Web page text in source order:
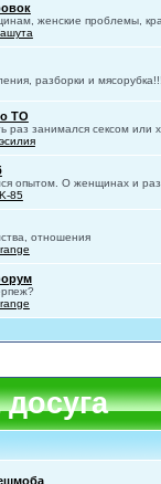
женские проблемы,
разборки и
ТО
раз занимался сексом или
опытом. О женщинах и
85
отношения